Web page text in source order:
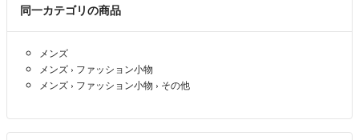
同一カテゴリの商品
メンズ
メンズ › ファッション小物
メンズ › ファッション小物 › その他